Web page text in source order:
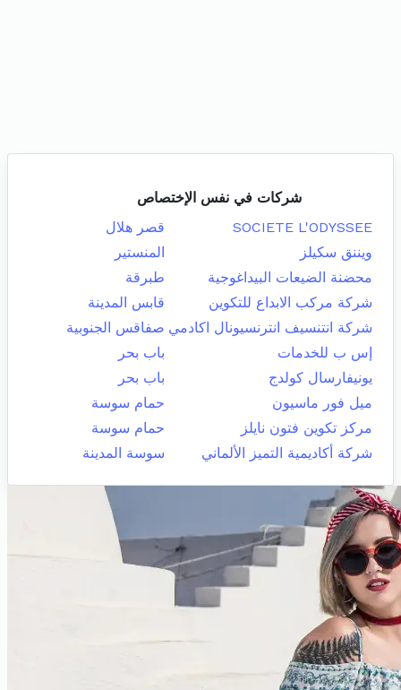
شركات في نفس الإختصاص
SOCIETE L'ODYSSEE
قصر هلال
ويننق سكيلز
المنستير
محضنة الضيعات البيداغوجية
طبرقة
شركة مركب الابداع للتكوين
قابس المدينة
شركة انتنسيف انترنسيونال اكادمي صفاقس الجنوبية
إس ب للخدمات
باب بحر
يونيفارسال كولدج
باب بحر
ميل فور ماسيون
حمام سوسة
مركز تكوين فتون نايلز
حمام سوسة
شركة أكاديمية التميز الألماني
سوسة المدينة